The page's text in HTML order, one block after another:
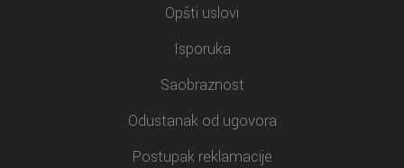
Opšti uslovi
Isporuka
Saobraznost
Odustanak od ugovora
Postupak reklamacije